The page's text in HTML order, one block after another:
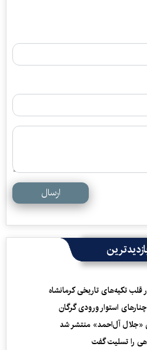
ارسال
قلب تکیه‌های تاریخی کرمانشاه
استوار ورودی گرگان
«جلال آل‌احمد» منتشر شد
را تسلیت گفت